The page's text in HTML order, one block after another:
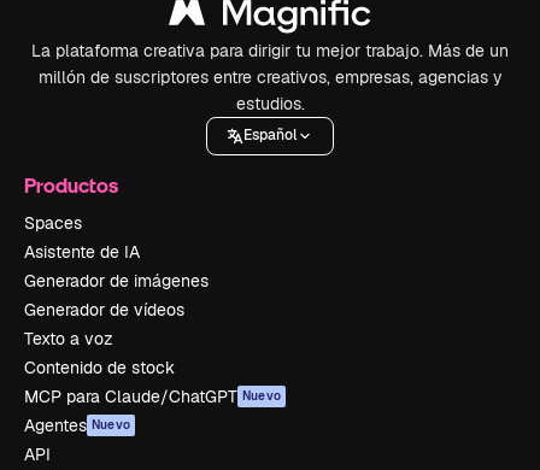
La plataforma creativa para dirigir tu mejor trabajo. Más de un
millón de suscriptores entre creativos, empresas, agencias y
estudios.
Español
Productos
Spaces
Asistente de IA
Generador de imágenes
Generador de vídeos
Texto a voz
Contenido de stock
MCP para Claude/ChatGPT Nuevo
Agentes Nuevo
API